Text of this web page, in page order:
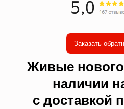
Заказать
Живые
наличии
с доставкой